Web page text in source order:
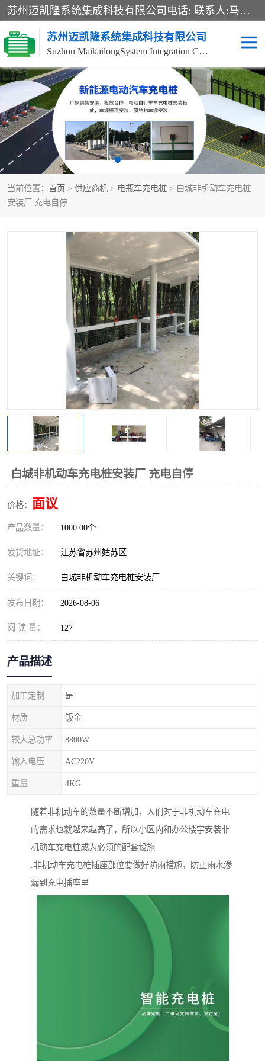
苏州迈凯隆系统集成科技有限公司电话: 联系人:马杰森 销售安装视频监控、报警系统、电话交换机、门禁考勤、巡更系统、呼叫对讲系统、停车场道闸、智能家居、广播系统、综合布线、办公设备、电子商务软件、网络工程、酒店门锁系列 系统集成、VOD视频点播、LED显示屏、节能产品、USP电源、收银机等弱电及智能化项目。
苏州迈凯隆系统集成科技有限公司
Suzhou MaikailongSystem Integration Co., Ltd.
当前位置： 首页 > 供应商机 > 电瓶车充电桩 > 白城非机动车充电桩
安装厂 充电自停
白城非机动车充电桩安装厂 充电自停
价格： 面议
产品数量： 1000.00个
发货地址： 江苏省苏州姑苏区
关键词： 白城非机动车充电桩安装厂
发布日期： 2026-08-06
阅 读 量： 127
产品描述
加工定制 是
材质 钣金
较大总功率 8800W
输入电压 AC220V
重量 4KG
随着非机动车的数量不断增加，人们对于非机动车充电
的需求也就越来越高了，所以小区内和办公楼宇安装非
机动车充电桩成为必须的配套设施
.非机动车充电桩插座部位要做好防雨措施，防止雨水渗
漏到充电插座里
非机动车充电桩 电瓶车充电桩
电动自行车充电桩 两轮电动车充电桩
充电桩